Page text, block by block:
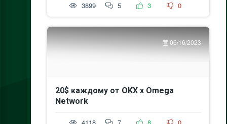
3899 5 3 0
06/16/2023
20$ каждому от OKX x Omega
Network
4118 7 8 0